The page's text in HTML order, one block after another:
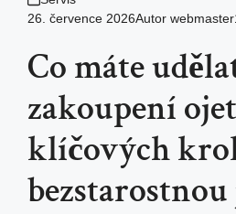
26. července 2026Autor
Co máte
zakoupení
klíčových